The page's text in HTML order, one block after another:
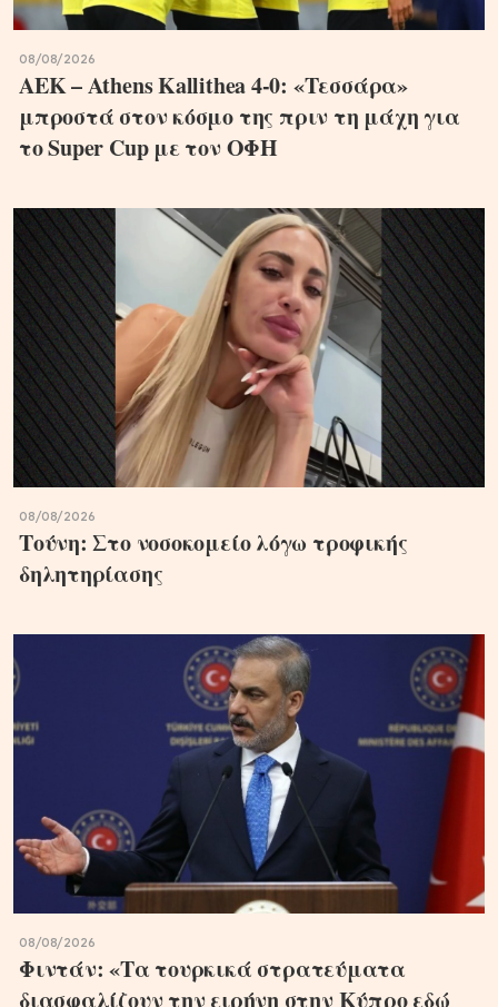
08/08/2026
ΑΕΚ – Athens Kallithea 4-0: «Τεσσάρα»
μπροστά στον κόσμο της πριν τη μάχη για
το Super Cup με τον ΟΦΗ
08/08/2026
Τούνη: Στο νοσοκομείο λόγω τροφικής
δηλητηρίασης
08/08/2026
Φιντάν: «Τα τουρκικά στρατεύματα
διασφαλίζουν την ειρήνη στην Κύπρο εδώ